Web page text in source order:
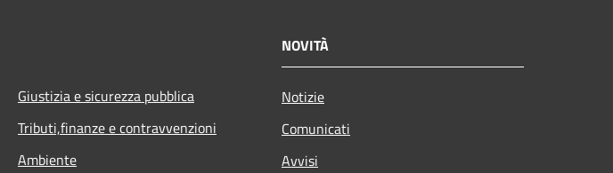
Giustizia e sicurezza pubblica
Tributi,finanze e contravvenzioni
Ambiente
NOVITÀ
Notizie
Comunicati
Avvisi